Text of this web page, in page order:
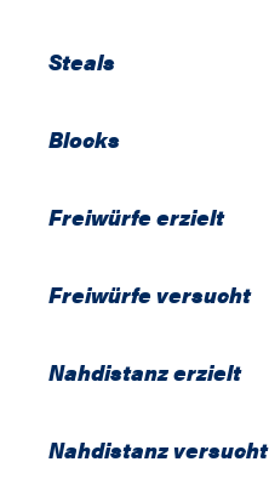
Steals
Blocks
Freiwürfe erzielt
Freiwürfe versucht
Nahdistanz erzielt
Nahdistanz versucht